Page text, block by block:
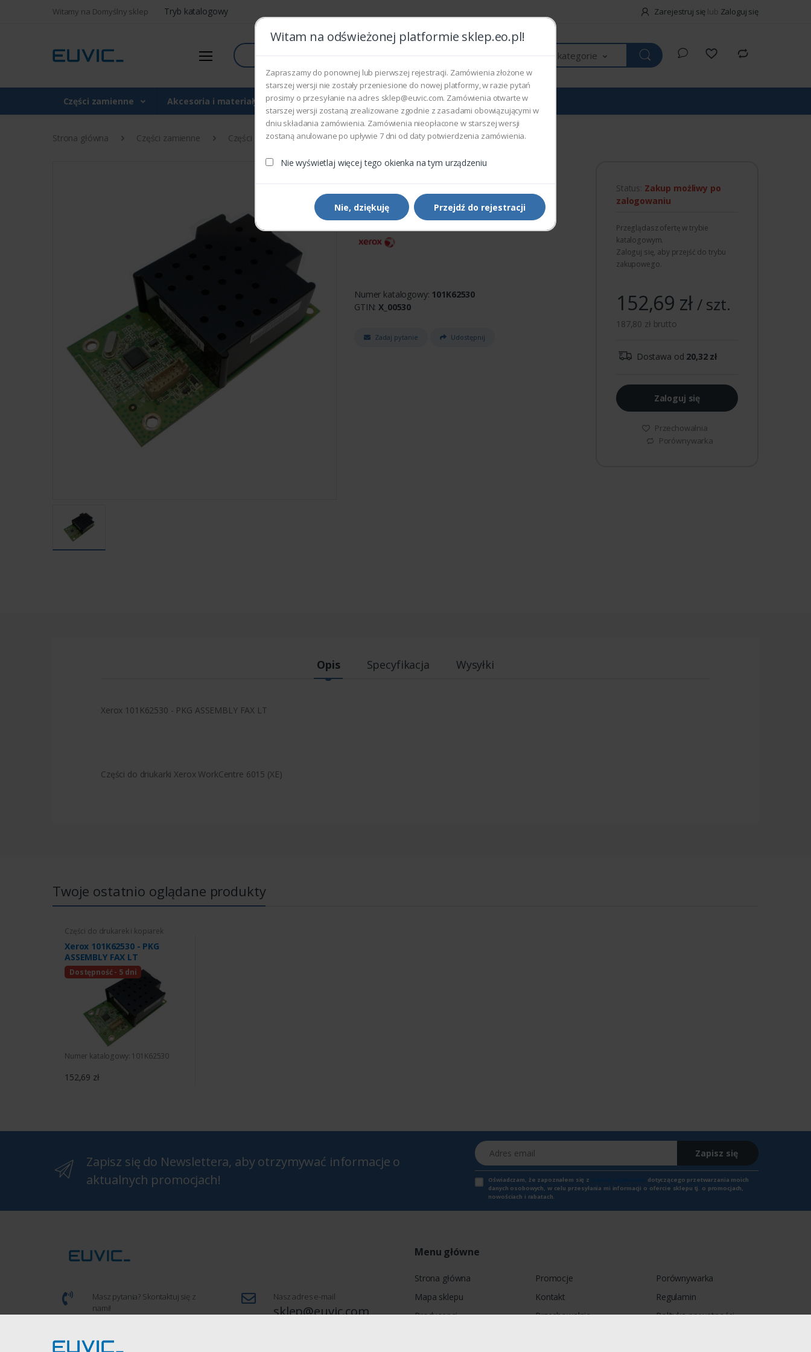
Witamy na Domyślny sklep Tryb katalogowy Zarejestruj się lub Zaloguj się
Szukaj
Wszystkie kategorie
Części zamienne Akcesoria i materiały eksploatacyjne
Witam na odświeżonej platformie sklep.eo.pl!
Zapraszamy do ponownej lub pierwszej rejestracji. Zamówienia złożone w
starszej wersji nie zostały przeniesione do nowej platformy, w razie pytań
prosimy o przesyłanie na adres sklep@euvic.com. Zamówienia otwarte w
starszej wersji zostaną zrealizowane zgodnie z zasadami obowiązującymi w
dniu składania zamówienia. Zamówienia nieopłacone w starszej wersji
zostaną anulowane po upływie 7 dni od daty potwierdzenia zamówienia.
Nie wyświetlaj więcej tego okienka na tym urządzeniu
Nie, dziękuję Przejdź do rejestracji
Strona główna Części zamienne Części do drukarek i kopiarek Xerox 101K62530 - PKG ASSEMBLY FAX LT
Części do drukarek i kopiarek
Xerox 101K62530 - PKG
ASSEMBLY FAX LT
Numer katalogowy: 101K62530
GTIN:X_00530
Zadaj pytanie Udostępnij
Status: Zakup możliwy po
zalogowaniu
Przeglądasz ofertę w trybie
katalogowym.
Zaloguj się, aby przejść do trybu
zakupowego.
152,69 zł/ szt.
187,80 zł brutto
Dostawa od 20,32 zł
Zaloguj się
Przechowalnia
Porównywarka
Opis Specyfikacja Wysyłki
Xerox 101K62530 - PKG ASSEMBLY FAX LT
Części do driukarki Xerox WorkCentre 6015 (XE)
Twoje ostatnio oglądane produkty
Części do drukarek i kopiarek
Xerox 101K62530 - PKG
ASSEMBLY FAX LT
Dostępność - 5 dni
Numer katalogowy: 101K62530
152,69 zł
Zapisz się do Newslettera, aby otrzymywać informacje o
aktualnych promocjach!
Adres email
Zapisz się
Oświadczam, że zapoznałem się z
dotyczącego przetwarzania moich
danych osobowych, w celu przesyłania mi informacji o ofercie sklepu tj. o promocjach,
nowościach i rabatach.
Masz pytania? Skontaktuj się z
nami!
Nasz adres e-mail
sklep@euvic.com
Menu główne
Strona główna
Mapa sklepu
Producenci
Promocje
Kontakt
Przechowalnia
Porównywarka
Regulamin
Polityka prywatności